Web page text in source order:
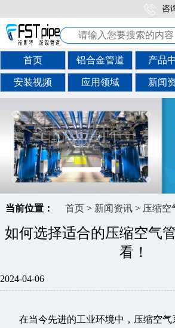
咨
首页 铝合金管道 产品
安装视频 应用领域 新闻
当前位置： 首页> 新闻资讯> 压缩空
如何选择适合的压缩空气
看！
2024-04-06
在当今先进的工业环境中，压缩空